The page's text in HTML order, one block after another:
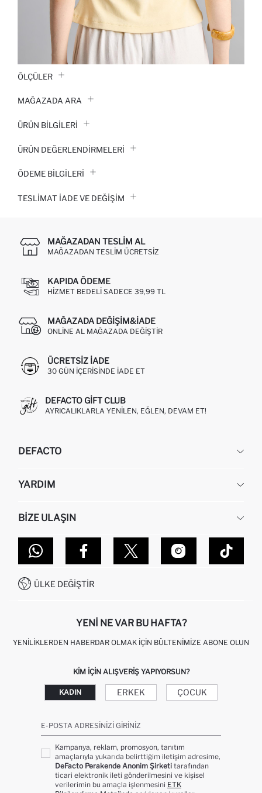
ÖLÇÜLER
MAĞAZADA ARA
ÜRÜN BILGILERI
ÜRÜN DEĞERLENDİRMELERİ
ÖDEME BİLGİLERİ
TESLIMAT İADE VE DEĞIŞIM
MAĞAZADAN TESLIM AL
MAĞAZADAN TESLIM ÜCRETSIZ
KAPIDA ÖDEME
HIZMET BEDELI SADECE 39,99 TL
MAĞAZADA DEĞIŞIM&İADE
ONLINE AL MAĞAZADA DEĞIŞTIR
ÜCRETSIZ IADE
30 GÜN IÇERISINDE IADE ET
DEFACTO GIFT CLUB
AYRICALIKLARLA YENILEN, EĞLEN, DEVAM ET!
DEFACTO
HAKKIMIZDA
KURUMSAL SATIŞ
DEFACTO TEKNOLOJI
SITEMAP
YARDIM
SIPARIŞIMI NASIL TAKIP EDERIM?
NASIL İADE EDERIM?
GIFT CLUB SIKÇA SORULAN SORULAR
İŞLEM REHBERI
KAMPANYALAR
BIZE ULAŞIN
MAĞAZALARIMIZ
İLETIŞIM FORMU
0850 333 22 86
ÜLKE DEĞIŞTIR
YENI NE VAR BU HAFTA?
YENILIKLERDEN HABERDAR OLMAK İÇIN BÜLTENIMIZE ABONE OLUN
KIM IÇIN ALIŞVERIŞ YAPIYORSUN?
KADIN ERKEK ÇOCUK
E-POSTA ADRESINIZI GIRINIZ
Kampanya, reklam, promosyon, tanıtım
amaçlarıyla yukarıda belirttiğim iletişim adresime,
DeFacto Perakende Anonim Şirketi tarafından
ticari elektronik ileti gönderilmesini ve kişisel
verilerimin bu amaçla işlenmesini ETK